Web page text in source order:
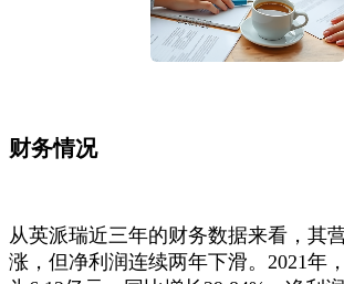
财务情况
从英派瑞近三年的财务数据来看，其
涨，但净利润连续两年下滑。2021年